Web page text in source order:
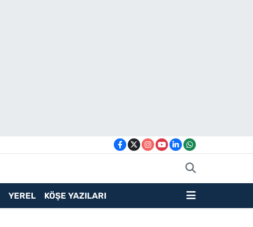
YEREL KÖŞE YAZILARI